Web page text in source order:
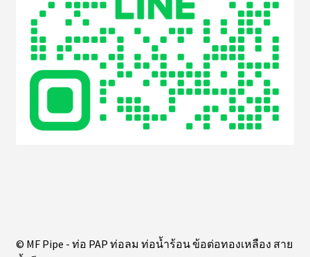
© MF Pipe - ท่อ PAP ท่อลม ท่อน้ำร้อน ข้อต่อทองเหลือง สาย